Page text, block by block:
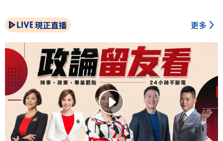
現正直播 更多